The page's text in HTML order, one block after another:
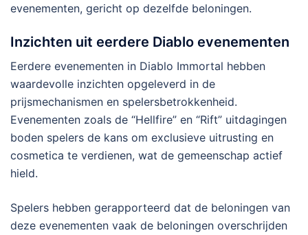
evenementen, gericht op dezelfde beloningen.
Inzichten uit eerdere Diablo evenementen
Eerdere evenementen in Diablo Immortal hebben
waardevolle inzichten opgeleverd in de
prijsmechanismen en spelersbetrokkenheid.
Evenementen zoals de “Hellfire” en “Rift” uitdagingen
boden spelers de kans om exclusieve uitrusting en
cosmetica te verdienen, wat de gemeenschap actief
hield.
Spelers hebben gerapporteerd dat de beloningen van
deze evenementen vaak de beloningen overschrijden